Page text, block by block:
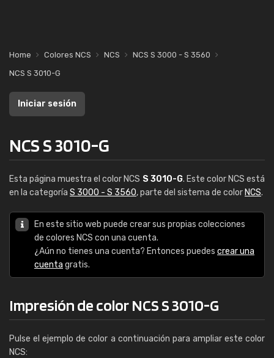
Home Colores NCS NCS
NCS S 3000 - S 3560
NCS S 3010-G
Iniciar sesión
NCS S 3010-G
Esta página muestra el color NCS S 3010-G. Este color NCS está
en la categoría S 3000 - S 3560, parte del sistema de color NCS.
En este sitio web puede crear sus propias colecciones
de colores NCS con una cuenta.
¿Aún no tienes una cuenta? Entonces puedes crear una
cuenta gratis.
Impresión de color NCS S 3010-G
Pulse el ejemplo de color a continuación para ampliar este color
NCS: